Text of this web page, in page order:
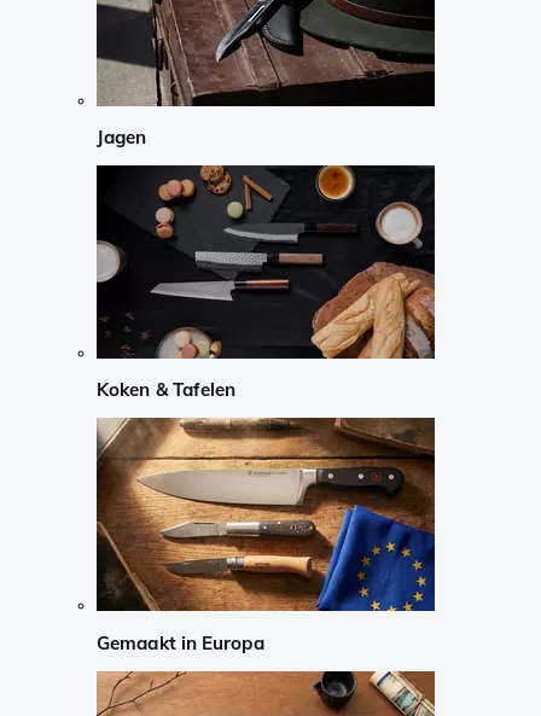
Jagen
Koken & Tafelen
Gemaakt in Europa